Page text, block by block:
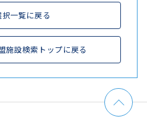
一覧に戻る
施設検索トップに戻る